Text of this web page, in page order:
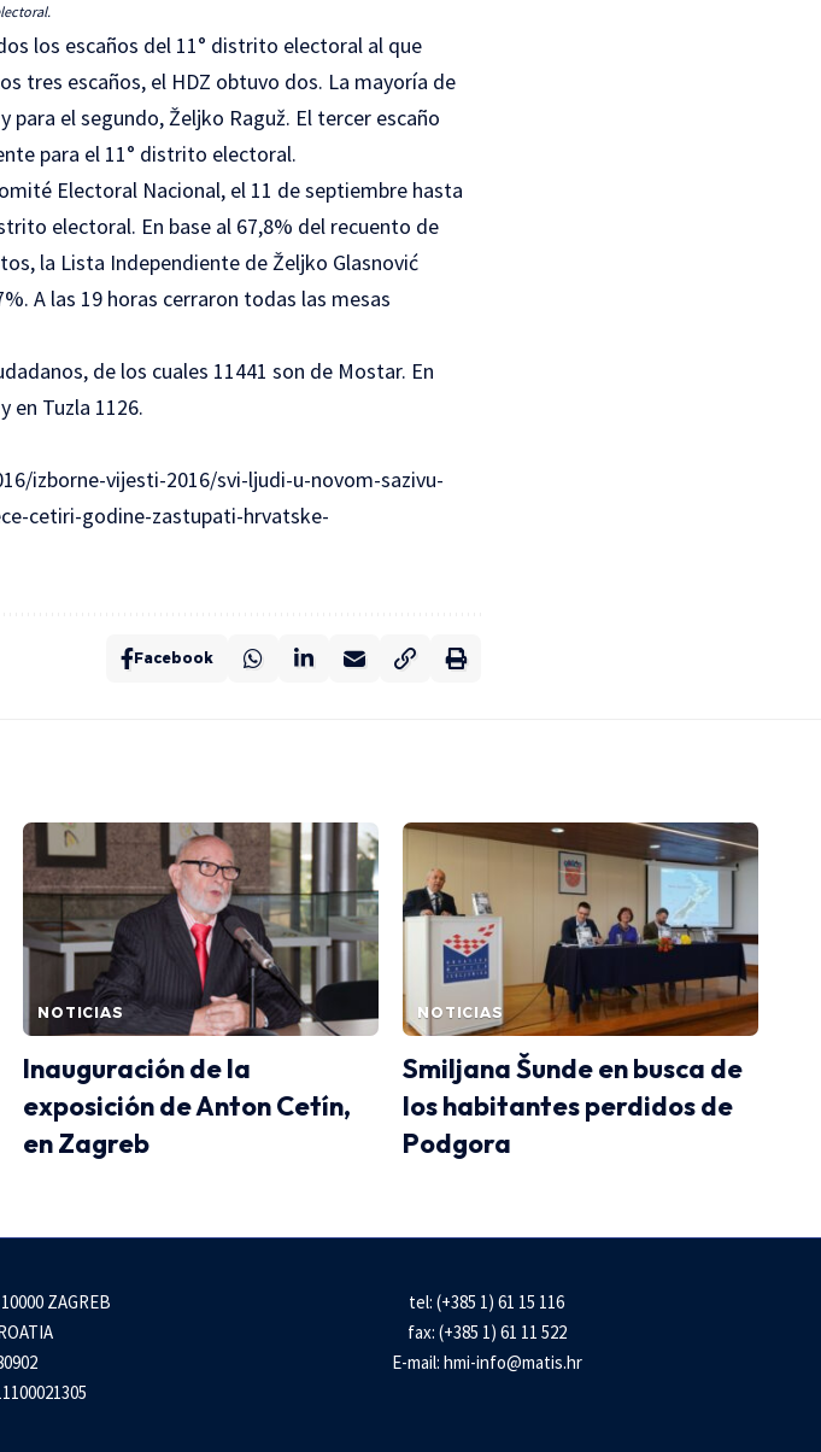
los escaños del 11° distrito electoral al que
tres escaños, el HDZ obtuvo dos. La mayoría de
el segundo, Željko Raguž. El tercer escaño
para el 11° distrito electoral.
Electoral Nacional, el 11 de septiembre hasta
electoral. En base al 67,8% del recuento de
la Lista Independiente de Željko Glasnović
A las 19 horas cerraron todas las mesas
de los cuales 11441 son de Mostar. En
en Tuzla 1126.
izborne-vijesti-2016/svi-ljudi-u-novom-sazivu-
cetiri-godine-zastupati-hrvatske-
Facebook
NOTICIAS
Inauguración de la
exposición de Anton Cetín,
en Zagreb
NOTICIAS
Smiljana Šunde en busca de
los habitantes perdidos de
Podgora
ZAGREB
tel: (+385 1) 61 15 116
fax: (+385 1) 61 11 522
E-mail: hmi-info@matis.hr